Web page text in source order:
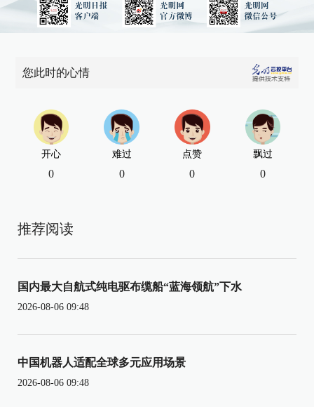
您此时的心情
开心
0
难过
0
点赞
0
飘过
0
推荐阅读
国内最大自航式纯电驱布缆船“蓝海领航”下水
2026-08-06 09:48
中国机器人适配全球多元应用场景
2026-08-06 09:48